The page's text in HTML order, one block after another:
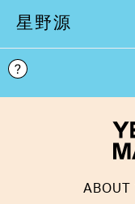
星野源
ABOUT